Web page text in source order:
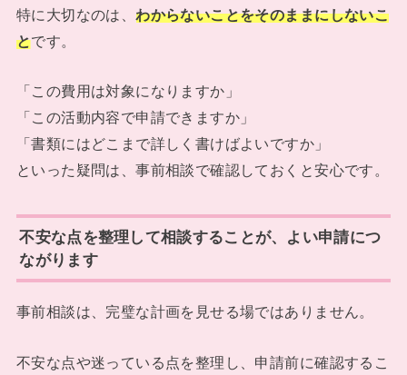
特に大切なのは、 わからないことをそのままにしないこ
とです。
「この費用は対象になりますか」
「この活動内容で申請できますか」
「書類にはどこまで詳しく書けばよいですか」
といった疑問は、事前相談で確認しておくと安心です。
不安な点を整理して相談することが、よい申請につ
ながります
事前相談は、完璧な計画を見せる場ではありません。
不安な点や迷っている点を整理し、申請前に確認するこ